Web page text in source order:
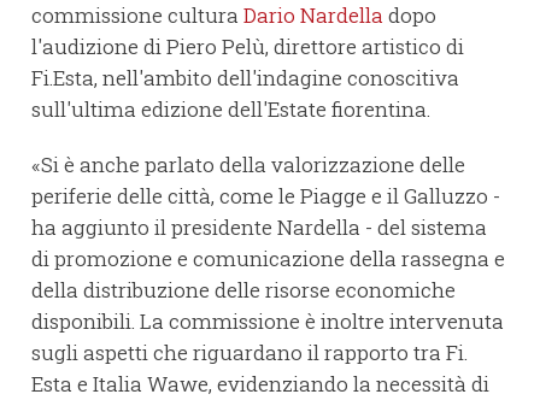
commissione cultura Dario Nardella dopo
l'audizione di Piero Pelù, direttore artistico di
Fi.Esta, nell'ambito dell'indagine conoscitiva
sull'ultima edizione dell'Estate fiorentina.
«Si è anche parlato della valorizzazione delle
periferie delle città, come le Piagge e il Galluzzo -
ha aggiunto il presidente Nardella - del sistema
di promozione e comunicazione della rassegna e
della distribuzione delle risorse economiche
disponibili. La commissione è inoltre intervenuta
sugli aspetti che riguardano il rapporto tra Fi.
Esta e Italia Wawe, evidenziando la necessità di